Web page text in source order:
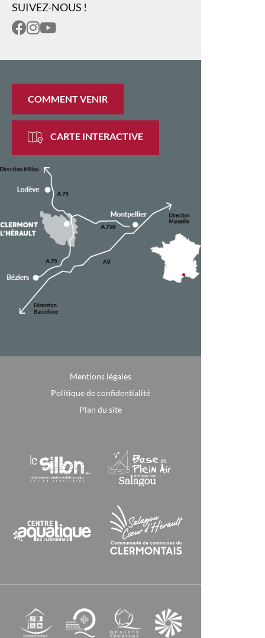
SUIVEZ-NOUS !
COMMENT VENIR
CARTE INTERACTIVE
Mentions légales
Politique de confidentialité
Plan du site